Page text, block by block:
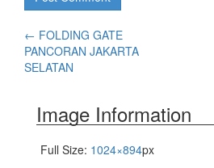
← FOLDING GATE
PANCORAN JAKARTA
SELATAN
Image Information
Full Size: 1024×894px